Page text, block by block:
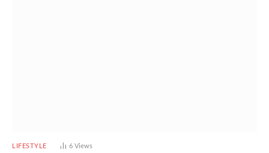
LIFESTYLE 6 Views